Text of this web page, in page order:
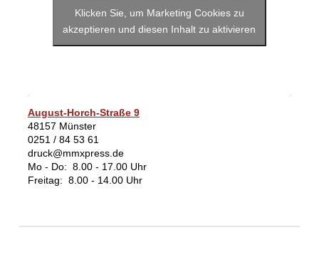
Klicken Sie, um Marketing Cookies zu
akzeptieren und diesen Inhalt zu aktivieren
August-Horch-Straße 9
48157 Münster
0251 / 84 53 61
druck@mmxpress.de
Mo - Do: 8.00 - 17.00 Uhr
Freitag: 8.00 - 14.00 Uhr